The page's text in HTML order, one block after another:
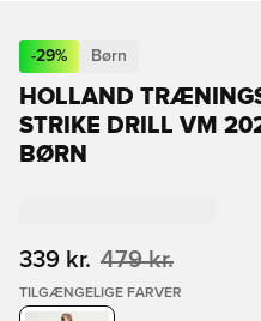
-29% Børn
HOLLAND
STRIKE DRILL VM
BØRN
339 kr. 479 kr.
TILGÆNGELIGE FARVER